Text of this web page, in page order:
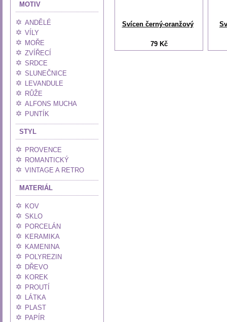
MOTIV
ANDĚLÉ
VÍLY
MOŘE
ZVÍŘECÍ
SRDCE
SLUNEČNICE
LEVANDULE
RŮŽE
ALFONS MUCHA
PUNTÍK
STYL
PROVENCE
ROMANTICKÝ
VINTAGE A RETRO
MATERIÁL
KOV
SKLO
PORCELÁN
KERAMIKA
KAMENINA
POLYREZIN
DŘEVO
KOREK
PROUTÍ
LÁTKA
PLAST
PAPÍR
Svícen černý-oranžový
79 Kč